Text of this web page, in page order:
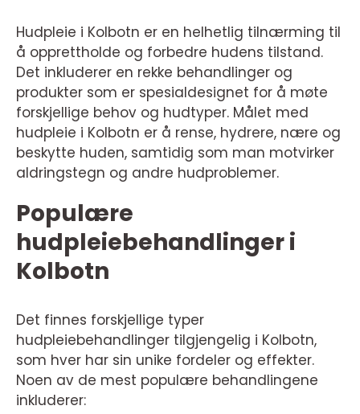
Hudpleie i Kolbotn er en helhetlig tilnærming til
å opprettholde og forbedre hudens tilstand.
Det inkluderer en rekke behandlinger og
produkter som er spesialdesignet for å møte
forskjellige behov og hudtyper. Målet med
hudpleie i Kolbotn er å rense, hydrere, nære og
beskytte huden, samtidig som man motvirker
aldringstegn og andre hudproblemer.
Populære
hudpleiebehandlinger i
Kolbotn
Det finnes forskjellige typer
hudpleiebehandlinger tilgjengelig i Kolbotn,
som hver har sin unike fordeler og effekter.
Noen av de mest populære behandlingene
inkluderer: